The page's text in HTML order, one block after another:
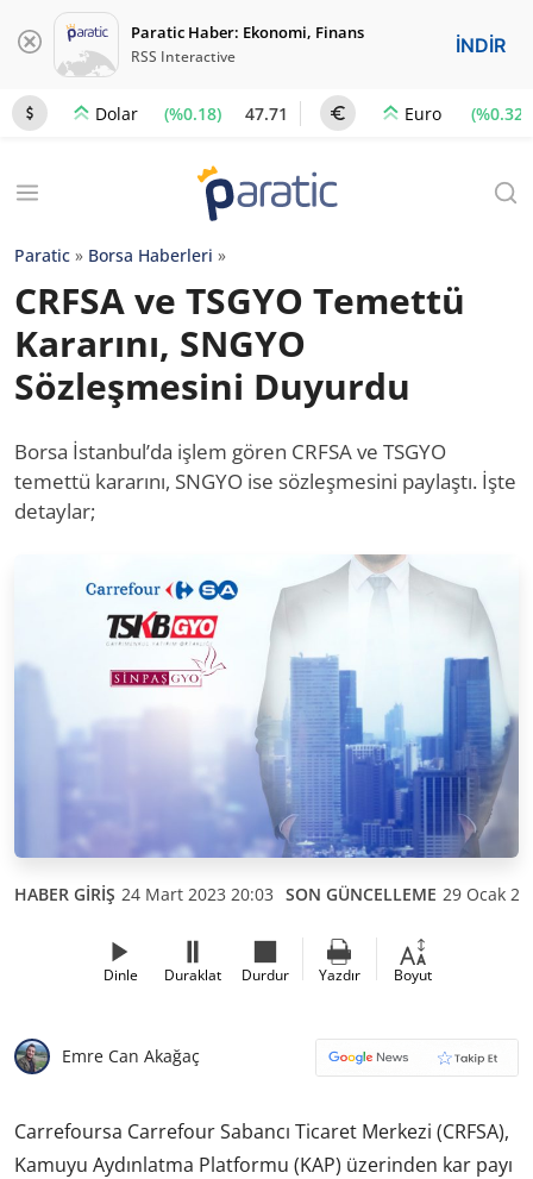
Paratic Haber: Ekonomi, Finans
RSS Interactive İNDİR
Dolar (%0.18) 47.71 Euro (%0.32)
Paratic » Borsa Haberleri »
CRFSA ve TSGYO Temettü
Kararını, SNGYO
Sözleşmesini Duyurdu
Borsa İstanbul’da işlem gören CRFSA ve TSGYO
temettü kararını, SNGYO ise sözleşmesini paylaştı. İşte
detaylar;
HABER GİRİŞ 24 Mart 2023 20:03 SON GÜNCELLEME 29 Ocak
Dinle Duraklat Durdur Yazdır Boyut
Emre Can Akağaç
Carrefoursa Carrefour Sabancı Ticaret Merkezi (CRFSA),
Kamuyu Aydınlatma Platformu (KAP) üzerinden kar payı